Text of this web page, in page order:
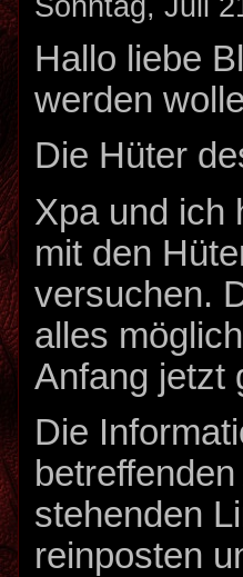
Hallo liebe
werden
Die Hüter
Xpa und ich
mit den
versuchen.
alles
Anfang jetzt
Die
stehenden
reinposten